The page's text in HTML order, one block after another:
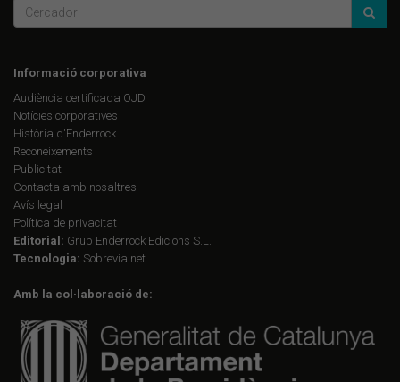
Informació corporativa
Audiència certificada OJD
Notícies corporatives
Història d'Enderrock
Reconeixements
Publicitat
Contacta amb nosaltres
Avís legal
Política de privacitat
Editorial: Grup Enderrock Edicions S.L.
Tecnologia: Sobrevia.net
Amb la col·laboració de: